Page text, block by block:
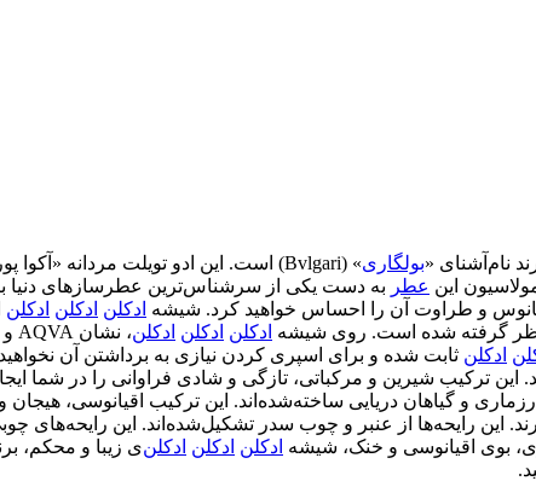
نام‌آشنای «بولگاری
عطر
و طراوت آن را احساس خواهید کرد. شیشه ادکلن ادکلن ادکلن
گرفته شده است. روی شیشه ادکلن ادکلن ادکلن
ادکلن ثابت شده و برای اسپری کردن نیازی به برداشتن آن
ترکیب شیرین و مرکباتی، تازگی و شادی فراوانی را در شما
و گیاهان دریایی ساخته‌شده‌اند. این ترکیب اقیانوسی،
این رایحه‌ها از عنبر و چوب سدر تشکیل‌شده‌اند. این رایحه‌های
ادکلن ادکلن ادکلن‌ی زیبا و محکم،